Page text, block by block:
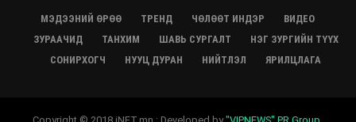
хийхээр хүрэлцэн ирлээ
Испанийн шигшээ баг ДАШТ-д хоёр дахь удаагаа
МЭДЭЭНИЙ ӨРӨӨ ТРЕНД ЧӨЛӨӨТ ИНДЭР
ВИДЕО
ЗУРААЧИД
ТАНХИМ ШАВЬ СУРГАЛТ
НЭГ ЗУРГИЙН ТҮҮХ
СОНИРХОГЧ
НУУЦ ДУРАН НИЙТЛЭЛ ЯРИЛЦЛАГА